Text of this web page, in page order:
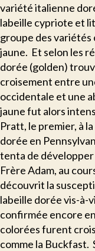
variété italienne
labeille cypriote et
groupe des variétés
jaune. Et selon les
dorée (golden)
croisement entre
occidentale et une
jaune fut alors
Pratt, le premier, à
dorée en
tenta de
Frère Adam, au
découvrit la
labeille dorée vis-à-
confirmée encore
colorées furent
comme la Buckfast.